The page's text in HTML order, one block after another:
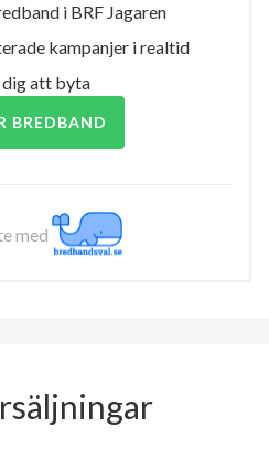
i BRF Jagaren
kampanjer i realtid
att byta
BREDBAND
med